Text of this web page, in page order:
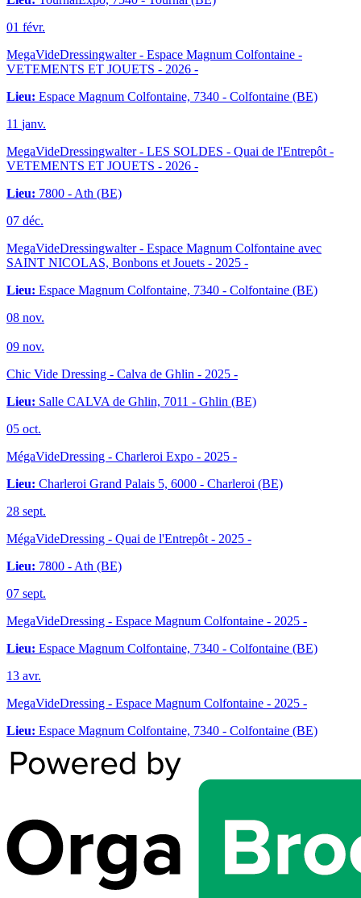
01 févr.
MegaVideDressingwalter - Espace Magnum Colfontaine -
VETEMENTS ET JOUETS - 2026 -
Lieu: Espace Magnum Colfontaine, 7340 - Colfontaine (BE)
11 janv.
MegaVideDressingwalter - LES SOLDES - Quai de l'Entrepôt -
VETEMENTS ET JOUETS - 2026 -
Lieu: 7800 - Ath (BE)
07 déc.
MegaVideDressingwalter - Espace Magnum Colfontaine avec
SAINT NICOLAS, Bonbons et Jouets - 2025 -
Lieu: Espace Magnum Colfontaine, 7340 - Colfontaine (BE)
08 nov.
09 nov.
Chic Vide Dressing - Calva de Ghlin - 2025 -
Lieu: Salle CALVA de Ghlin, 7011 - Ghlin (BE)
05 oct.
MégaVideDressing - Charleroi Expo - 2025 -
Lieu: Charleroi Grand Palais 5, 6000 - Charleroi (BE)
28 sept.
MégaVideDressing - Quai de l'Entrepôt - 2025 -
Lieu: 7800 - Ath (BE)
07 sept.
MegaVideDressing - Espace Magnum Colfontaine - 2025 -
Lieu: Espace Magnum Colfontaine, 7340 - Colfontaine (BE)
13 avr.
MegaVideDressing - Espace Magnum Colfontaine - 2025 -
Lieu: Espace Magnum Colfontaine, 7340 - Colfontaine (BE)